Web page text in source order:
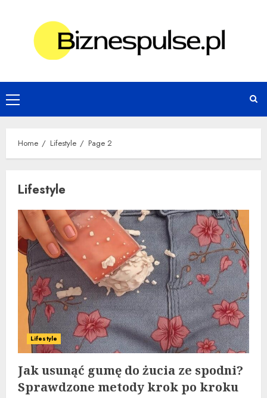
Primary
Menu
Home Lifestyle Page 2
Lifestyle
Lifestyle
Jak usunąć gumę do żucia ze spodni?
Sprawdzone metody krok po kroku